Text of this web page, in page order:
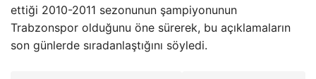
ettiği 2010-2011 sezonunun şampiyonunun
Trabzonspor olduğunu öne sürerek, bu açıklamaların
son günlerde sıradanlaştığını söyledi.